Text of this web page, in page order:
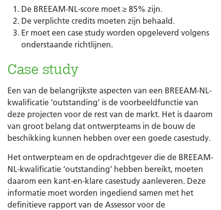
De BREEAM-NL-score moet ≥ 85% zijn.
De verplichte credits moeten zijn behaald.
Er moet een case study worden opgeleverd volgens
onderstaande richtlijnen.
Case study
Een van de belangrijkste aspecten van een BREEAM-NL-
kwalificatie ‘outstanding’ is de voorbeeldfunctie van
deze projecten voor de rest van de markt. Het is daarom
van groot belang dat ontwerpteams in de bouw de
beschikking kunnen hebben over een goede casestudy.
Het ontwerpteam en de opdrachtgever die de BREEAM-
NL-kwalificatie ‘outstanding’ hebben bereikt, moeten
daarom een kant-en-klare casestudy aanleveren. Deze
informatie moet worden ingediend samen met het
definitieve rapport van de Assessor voor de